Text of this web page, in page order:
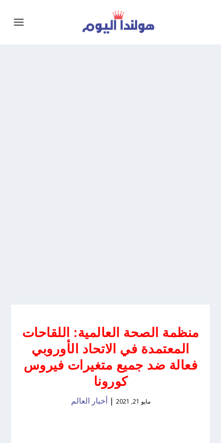
منظمة الصحة العالمية: اللقاحات
المعتمدة في الاتحاد الأوروبي
فعالة ضد جميع متغيرات فيروس
كورونا
مايو 21, 2021 |أخبار العالم